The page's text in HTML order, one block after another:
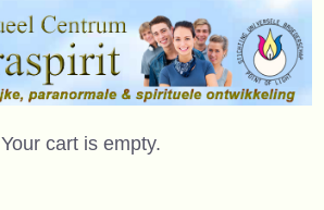
Your cart is empty.